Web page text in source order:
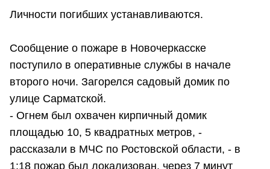
Личности погибших устанавливаются.
Сообщение о пожаре в Новочеркасске
поступило в оперативные службы в начале
второго ночи. Загорелся садовый домик по
улице Сарматской.
- Огнем был охвачен кирпичный домик
площадью 10, 5 квадратных метров, -
рассказали в МЧС по Ростовской области, - в
1:18 пожар был локализован, через 7 минут